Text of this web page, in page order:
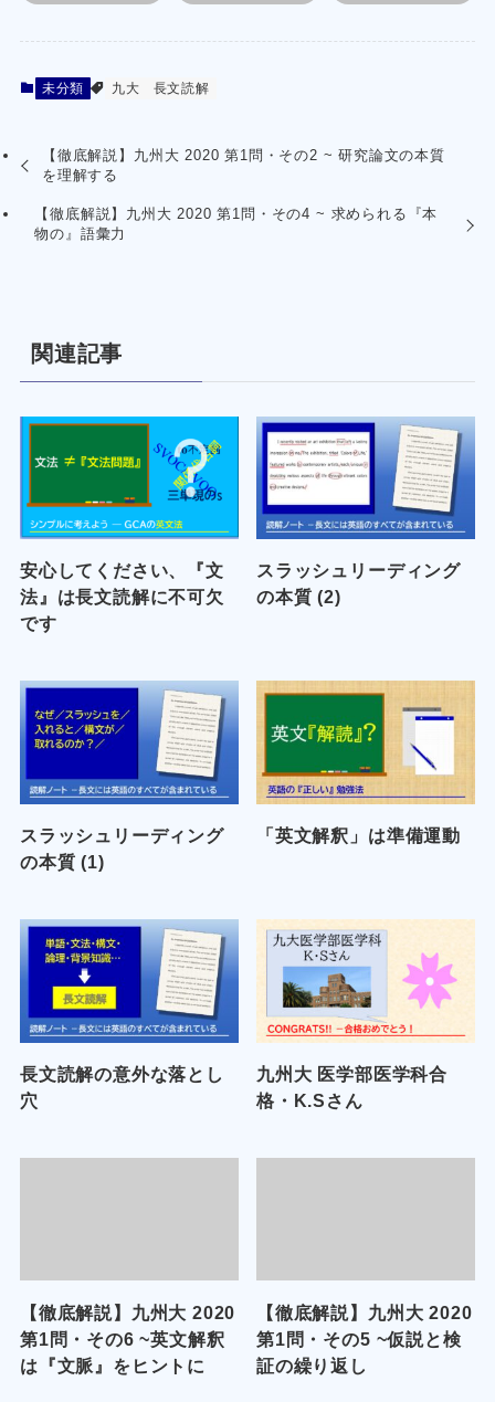
未分類 九大 長文読解
【徹底解説】九州大 2020 第1問・その2 ~ 研究論文の本質
を理解する
【徹底解説】九州大 2020 第1問・その4 ~ 求められる『本
物の』語彙力
関連記事
安心してください、『文
法』は長文読解に不可欠
です
スラッシュリーディング
の本質 (2)
スラッシュリーディング
の本質 (1)
「英文解釈」は準備運動
長文読解の意外な落とし
穴
九州大 医学部医学科合
格・K.Sさん
【徹底解説】九州大 2020
第1問・その6 ~英文解釈
は『文脈』をヒントに
【徹底解説】九州大 2020
第1問・その5 ~仮説と検
証の繰り返し